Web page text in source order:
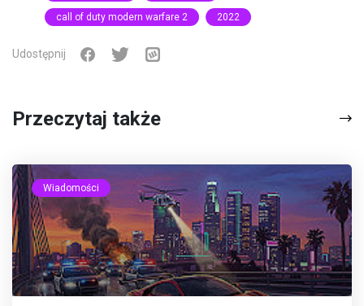
call of duty modern warfare 2 2022
Udostępnij
Przeczytaj także
Wiadomości